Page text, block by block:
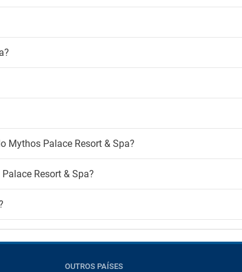
Clube infantil
Mythos Palace Resort & Spa?
Resort & Spa?
OUTROS PAÍSES